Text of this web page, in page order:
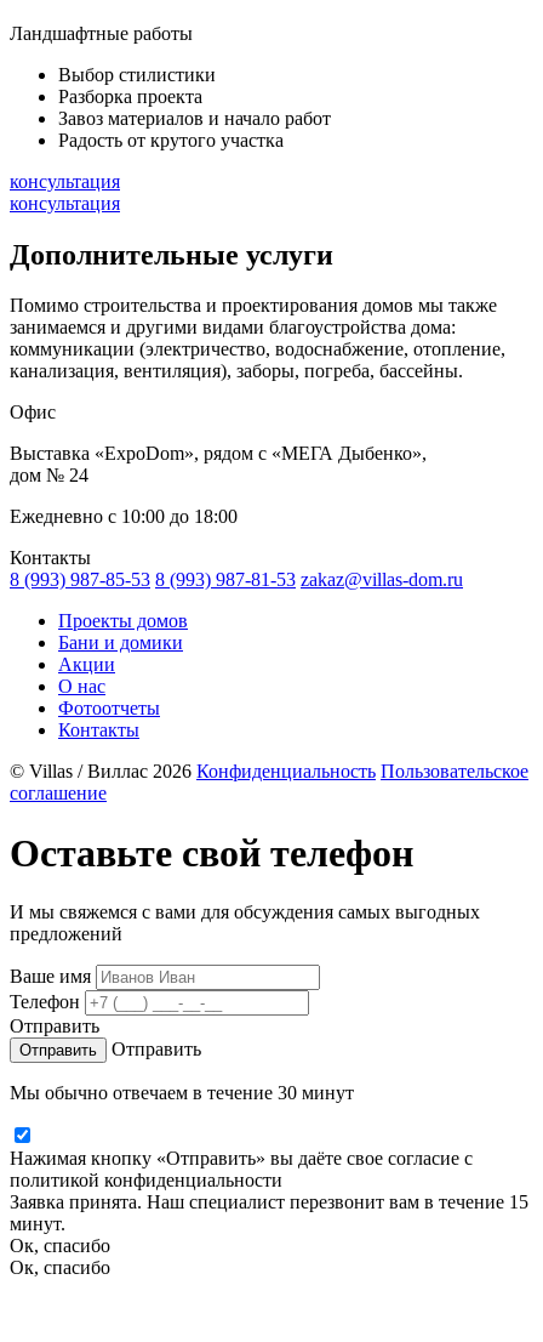
Ландшафтные работы
Выбор стилистики
Разборка проекта
Завоз материалов и начало работ
Радость от крутого участка
консультация
консультация
Дополнительные услуги
Помимо строительства и проектирования домов мы также
занимаемся и другими видами благоустройства дома:
коммуникации (электричество, водоснабжение, отопление,
канализация, вентиляция), заборы, погреба, бассейны.
Офис
Выставка «ExpoDom», рядом с «МЕГА Дыбенко»,
дом № 24
Ежедневно с 10:00 до 18:00
Контакты
8 (993) 987-85-53 8 (993) 987-81-53 zakaz@villas-dom.ru
Проекты домов
Бани и домики
Акции
О нас
Фотоотчеты
Контакты
© Villas / Виллас 2026 Конфиденциальность Пользовательское
соглашение
Оставьте свой телефон
И мы свяжемся с вами для обсуждения самых выгодных
предложений
Ваше имя
Телефон
Отправить
Отправить
Мы обычно отвечаем в течение 30 минут
Нажимая кнопку «Отправить» вы даёте свое согласие с
политикой конфиденциальности
Заявка принята. Наш специалист перезвонит вам в течение 15
минут.
Ок, спасибо
Ок, спасибо